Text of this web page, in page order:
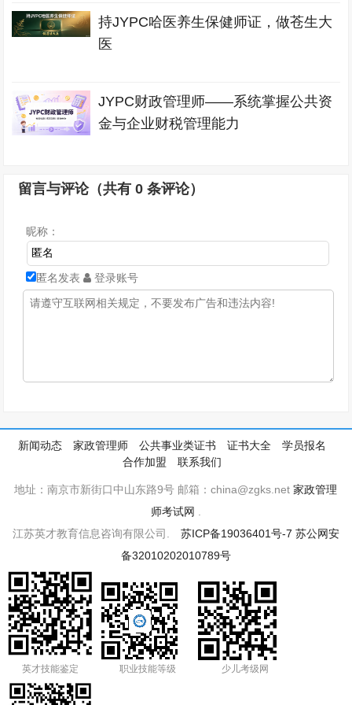
持JYPC哈医养生保健师证，做苍生大
医
JYPC财政管理师——系统掌握公共资
金与企业财税管理能力
留言与评论（共有0 条评论）
昵称：
匿名发表 登录账号
新闻动态 家政管理师 公共事业类证书 证书大全
学员报名
合作加盟
联系我们
地址：南京市新街口中山东路9号 邮箱：china@zgks.net家政管理
师考试网
江苏英才教育信息咨询有限公司. 苏ICP备19036401号-7 苏公网安
备32010202010789号
英才技能鉴定 职业技能等级 少儿考级网